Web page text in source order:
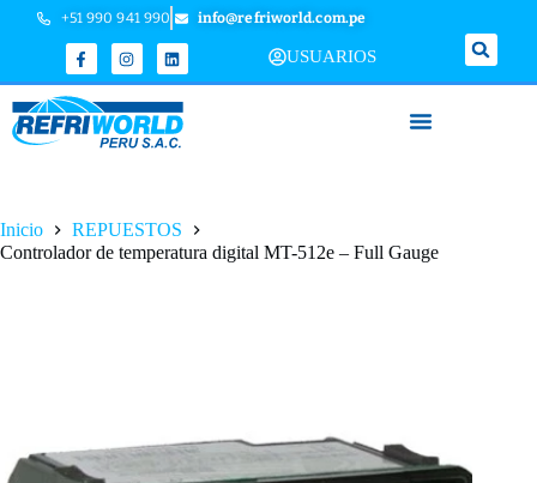
+51 990 941 990 info@refriworld.com.pe
USUARIOS
Inicio
REPUESTOS
Controlador de temperatura digital MT-512e – Full Gauge